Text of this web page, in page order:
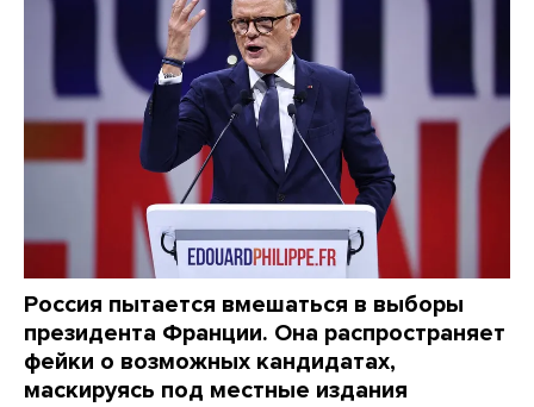
Россия пытается вмешаться в выборы
президента Франции. Она распространяет
фейки о возможных кандидатах,
маскируясь под местные издания